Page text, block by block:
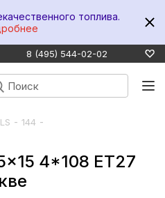
топлива.
8 (495) 544-02-02
LS - 144 -
4*108 ET27